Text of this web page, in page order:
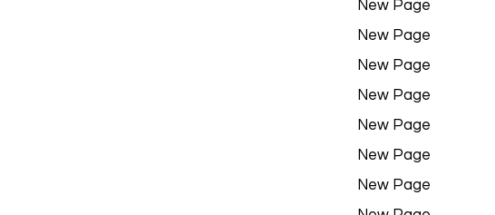
New Page
New Page
New Page
New Page
New Page
New Page
New Page